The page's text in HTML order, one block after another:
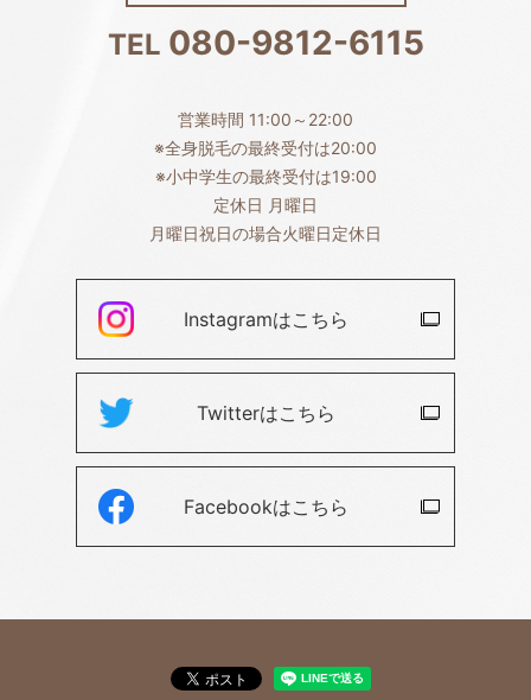
TEL 080-9812-6115
営業時間 11:00～22:00
※全身脱毛の最終受付は20:00
※小中学生の最終受付は19:00
定休日 月曜日
月曜日祝日の場合火曜日定休日
Instagramはこちら
Twitterはこちら
Facebookはこちら